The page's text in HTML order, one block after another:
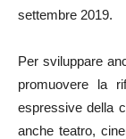
settembre 2019.
Per sviluppare
promuovere la
espressive della
anche teatro,